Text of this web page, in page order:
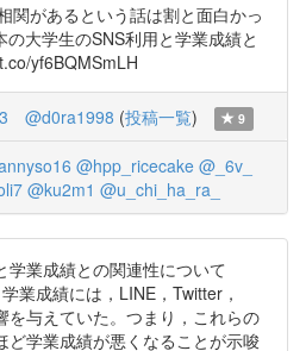
関があるという話は割と面白かっ
大学生のSNS利用と学業成績と
yf6BQMSmLH
@d0ra1998 (投稿一覧) 9
@hpp_ricecake @_6v_
@ku2m1 @u_chi_ha_ra_
学業成績との関連性について
業成績には，LINE，Twitter，
を与えていた。つまり，これらの
ど学業成績が悪くなることが示唆